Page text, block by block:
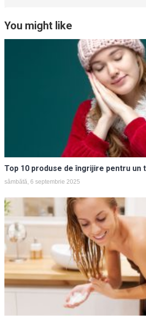
You might like
Top 10 produse de îngrijire pentru un
sâmbătă, 6 septembrie 2025